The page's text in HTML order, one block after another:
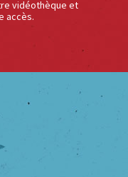
vidéothèque et
accès.